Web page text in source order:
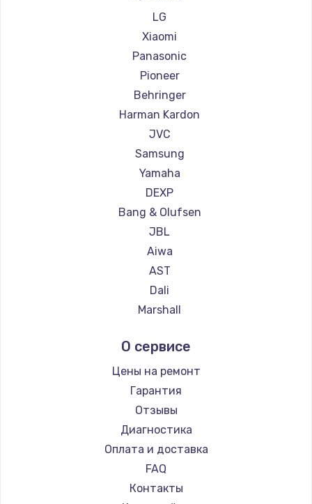
Заказать
Замена сигнальной лампы
1200 руб.
Замена системной платы
1500 руб.
Заказать
Замена температурного датчика
2500 руб.
Замена электроконфорки
1300 руб.
Заказать
Техобслуживание
900 руб.
Заказать
Установка / подключение / демонтаж
1300 руб.
Заказать
LG
Xiaomi
Panasonic
Pioneer
Behringer
Harman Kardon
JVC
Samsung
Yamaha
DEXP
Bang & Olufsen
JBL
Aiwa
AST
Dali
Marshall
О сервисе
Цены на ремонт
Гарантия
Отзывы
Диагностика
Оплата и доставка
FAQ
Контакты